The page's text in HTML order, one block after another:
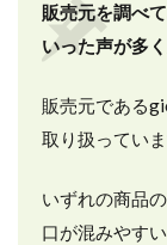
販売元を調べ
いった声が多
販売元である
取り扱っていま
いずれの商品
口が混みやす